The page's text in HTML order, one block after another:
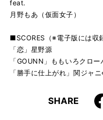
feat.
月野もあ（仮面女子）
■SCORES（※電子版には収
「恋」星野源
「GOUNN」ももいろクロー
「勝手に仕上がれ」関ジャ
SHARE
k